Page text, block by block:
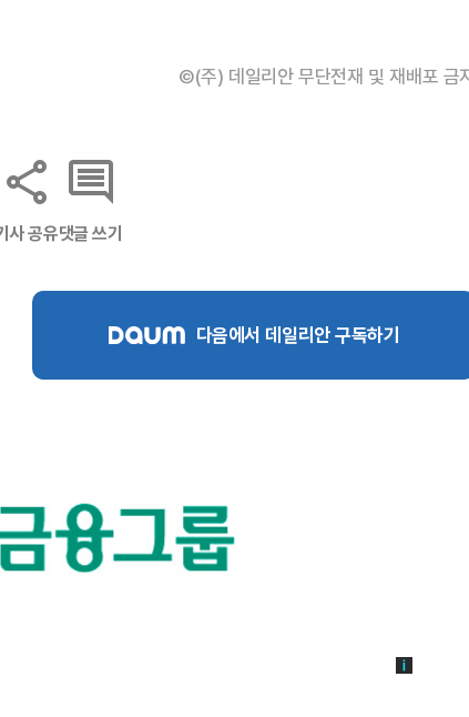
©(주) 데일리안 무단전재 및 재배포 금
사 공유댓글 쓰기
다음에서 데일리안 구독하기